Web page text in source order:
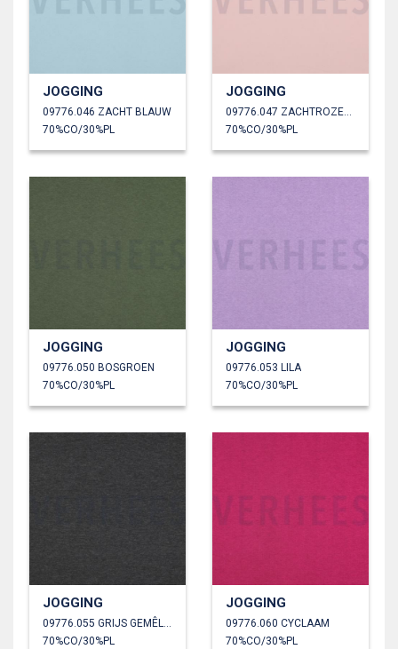
JOGGING
09776.046 ZACHT BLAUW
70%CO/30%PL
JOGGING
09776.047 ZACHTROZE/OUDROZE
70%CO/30%PL
JOGGING
09776.050 BOSGROEN
70%CO/30%PL
JOGGING
09776.053 LILA
70%CO/30%PL
JOGGING
09776.055 GRIJS GEMÊLEERD
70%CO/30%PL
JOGGING
09776.060 CYCLAAM
70%CO/30%PL